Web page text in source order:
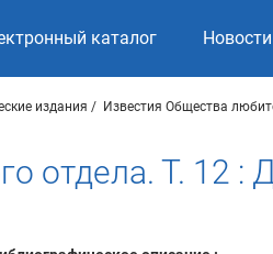
каталог Новости
издания Известия Общества
отдела. Т. 12 :